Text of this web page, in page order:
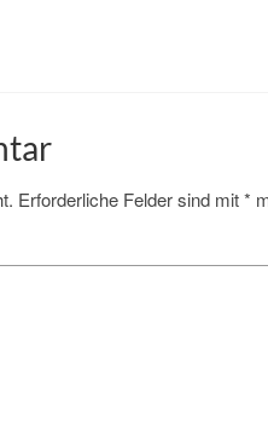
Erforderliche Felder sind mit*